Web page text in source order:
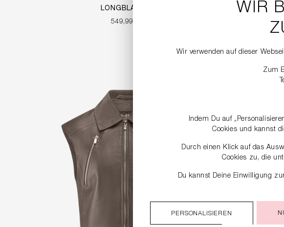
LONGBLAZER
549,99 €
WIR
Wir verwenden auf dieser
Zum
Indem Du auf
Cookies und kannst
Durch einen Klick auf das
Cookies zu, die
Du kannst Deine Einwilligung
PERSONALISIEREN